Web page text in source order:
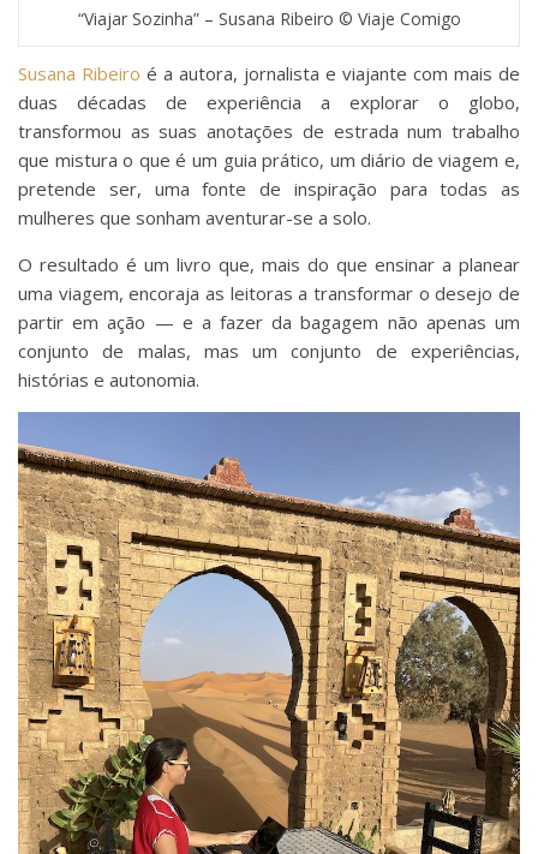
“Viajar Sozinha” – Susana Ribeiro © Viaje Comigo
Susana Ribeiro é a autora, jornalista e viajante com mais de
duas décadas de experiência a explorar o globo,
transformou as suas anotações de estrada num trabalho
que mistura o que é um guia prático, um diário de viagem e,
pretende ser, uma fonte de inspiração para todas as
mulheres que sonham aventurar-se a solo.
O resultado é um livro que, mais do que ensinar a planear
uma viagem, encoraja as leitoras a transformar o desejo de
partir em ação — e a fazer da bagagem não apenas um
conjunto de malas, mas um conjunto de experiências,
histórias e autonomia.